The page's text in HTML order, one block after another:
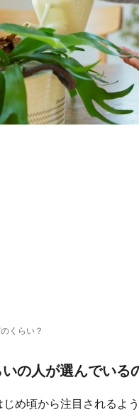
くらい？
の人が選んでいる
め頃から注目されるよ